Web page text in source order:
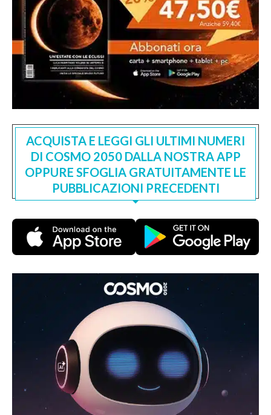
ACQUISTA E LEGGI GLI ULTIMI NUMERI
DI COSMO 2050 DALLA NOSTRA APP
OPPURE SFOGLIA GRATUITAMENTE LE
PUBBLICAZIONI PRECEDENTI